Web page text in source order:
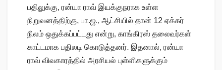
பதிலுக்கு, ரன்யா ராவ் இயக்குநராக உள்ள
நிறுவனத்திற்கு, பா.ஜ., ஆட்சியில் தான் 12 ஏக்கர்
நிலம் ஒதுக்கப்பட்டது என்று, காங்கிரஸ் தலைவர்கள்
காட்டமாக பதிலடி கொடுத்தனர். இதனால், ரன்யா
ராவ் விவகாரத்தில் அரசியல் புள்ளிகளுக்கும்